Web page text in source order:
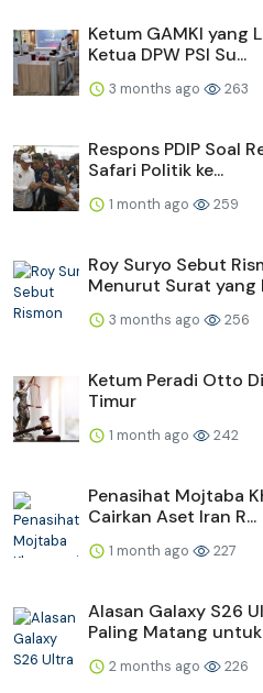
Ketum GAMKI yang
Ketua DPW PSI Su...
3 months ago 263
Respons PDIP Soal
Safari Politik ke...
1 month ago 259
Roy Suryo Sebut
Menurut Surat yang
3 months ago 256
Ketum Peradi Otto
Timur
1 month ago 242
Penasihat Mojtaba
Cairkan Aset Iran R...
1 month ago 227
Alasan Galaxy S26
Paling Matang
2 months ago 226